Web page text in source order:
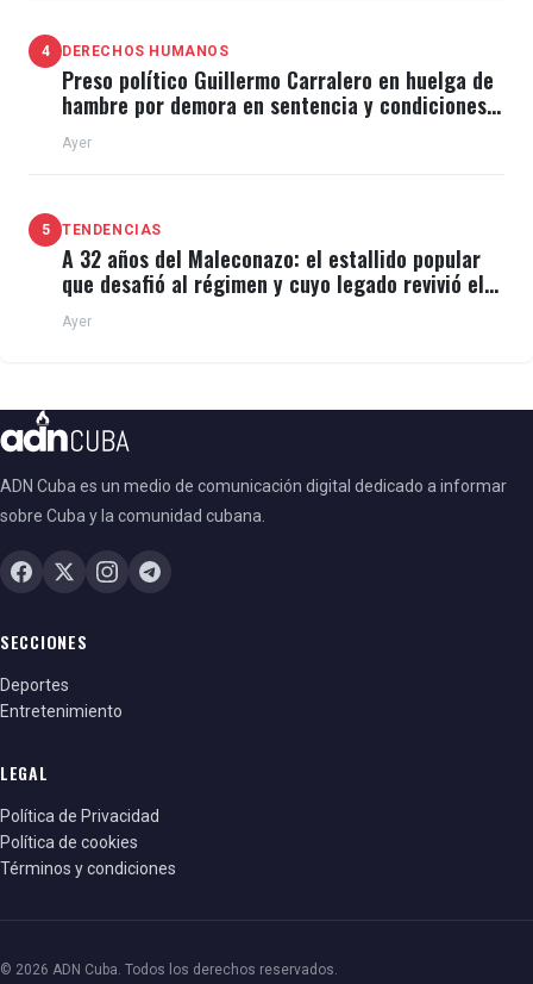
4 DERECHOS HUMANOS
Preso político Guillermo Carralero en huelga de
hambre por demora en sentencia y condiciones
de El Típico
Ayer
5 TENDENCIAS
A 32 años del Maleconazo: el estallido popular
que desafió al régimen y cuyo legado revivió el
11J
Ayer
ADN Cuba es un medio de comunicación digital dedicado a informar
sobre Cuba y la comunidad cubana.
SECCIONES
Deportes
Entretenimiento
LEGAL
Política de Privacidad
Política de cookies
Términos y condiciones
© 2026 ADN Cuba. Todos los derechos reservados.